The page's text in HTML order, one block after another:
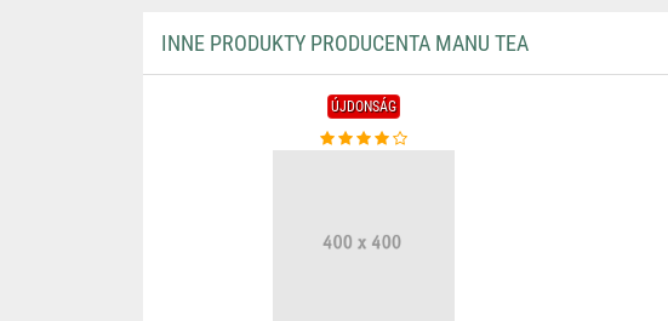
INNE PRODUKTY PRODUCENTA MANU TEA
ÚJDONSÁG